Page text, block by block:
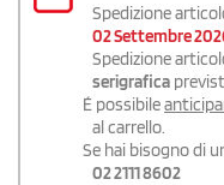
Spedizione
02 Settembre
Spedizione
serigrafica
É possibile
al carrello.
Se hai bisogno di
02 2111 8602